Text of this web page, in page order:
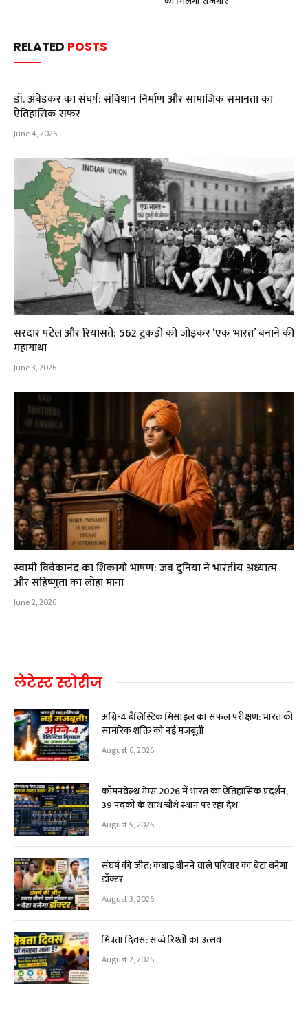
RELATED POSTS
डॉ. अंबेडकर का संघर्ष: संविधान निर्माण और सामाजिक समानता का
ऐतिहासिक सफर
June 4, 2026
सरदार पटेल और रियासतें: 562 टुकड़ों को जोड़कर ‘एक भारत’ बनाने की
महागाथा
June 3, 2026
स्वामी विवेकानंद का शिकागो भाषण: जब दुनिया ने भारतीय अध्यात्म
और सहिष्णुता का लोहा माना
June 2, 2026
लेटेस्ट स्टोरीज
अग्नि-4 बैलिस्टिक मिसाइल का सफल परीक्षण: भारत की
सामरिक शक्ति को नई मजबूती
August 6, 2026
कॉमनवेल्थ गेम्स 2026 में भारत का ऐतिहासिक प्रदर्शन,
39 पदकों के साथ चौथे स्थान पर रहा देश
August 5, 2026
संघर्ष की जीत: कबाड़ बीनने वाले परिवार का बेटा बनेगा
डॉक्टर
August 3, 2026
मित्रता दिवस: सच्चे रिश्तों का उत्सव
August 2, 2026